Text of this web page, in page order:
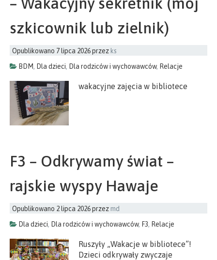
szkicownik lub zielnik)
Opublikowano 7 lipca 2026przez ks
BDM, Dla dzieci, Dla rodziców i wychowawców, Relacje
wakacyjne zajęcia w bibliotece
F3 – Odkrywamy świat –
rajskie wyspy Hawaje
Opublikowano 2 lipca 2026przezmd
Dla dzieci, Dla rodziców i wychowawców, F3, Relacje
Ruszyły „Wakacje w bibliotece”!
Dzieci odkrywały zwyczaje